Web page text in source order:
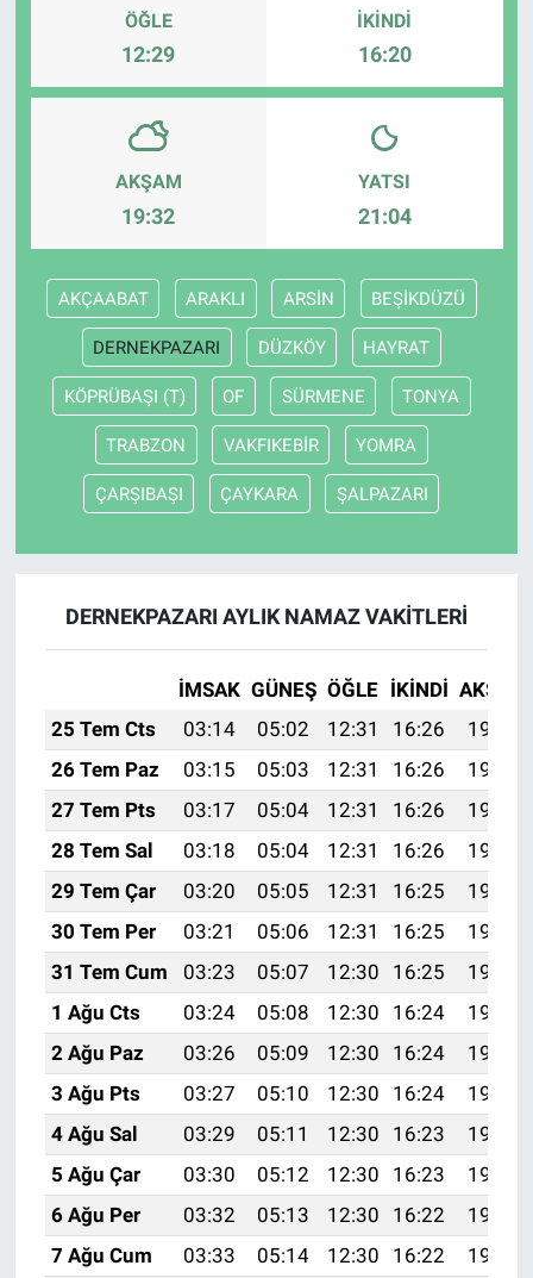
ÖĞLE
12:29
İKINDI
16:20
AKŞAM
19:32
YATSI
21:04
AKÇAABAT ARAKLI ARSİN BEŞİKDÜZÜ
DERNEKPAZARI DÜZKÖY HAYRAT
KÖPRÜBAŞI (T) OF SÜRMENE TONYA
TRABZON VAKFIKEBİR YOMRA
ÇARŞIBAŞI ÇAYKARA ŞALPAZARI
DERNEKPAZARI AYLIK NAMAZ VAKITLERI
İMSAK GÜNEŞ ÖĞLE İKINDI AKŞAM
25 Tem Cts
03:14 05:02 12:31 16:26
19:49
26 Tem Paz
03:15 05:03 12:31 16:26
19:49
27 Tem Pts
03:17 05:04 12:31 16:26
19:48
28 Tem Sal
03:18 05:04 12:31 16:26
19:47
29 Tem Çar
03:20 05:05 12:31 16:25
19:46
30 Tem Per
03:21 05:06 12:31 16:25
19:45
31 Tem Cum
03:23 05:07 12:30 16:25
19:44
1 Ağu Cts
03:24 05:08 12:30 16:24
19:43
2 Ağu Paz
03:26 05:09 12:30 16:24
19:42
3 Ağu Pts
03:27 05:10 12:30 16:24
19:40
4 Ağu Sal
03:29 05:11 12:30 16:23
19:39
5 Ağu Çar
03:30 05:12 12:30 16:23
19:38
6 Ağu Per
03:32 05:13 12:30 16:22
19:37
7 Ağu Cum
03:33 05:14 12:30 16:22
19:36